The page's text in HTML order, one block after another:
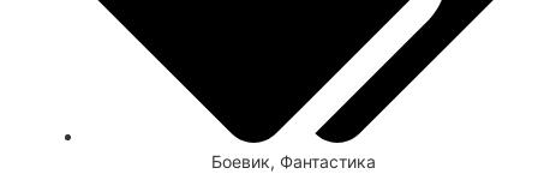
Боевик, Фантастика